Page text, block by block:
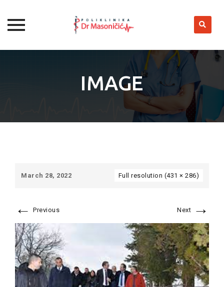
IMAGE
March 28, 2022 Full resolution (431 × 286)
← Previous Next →